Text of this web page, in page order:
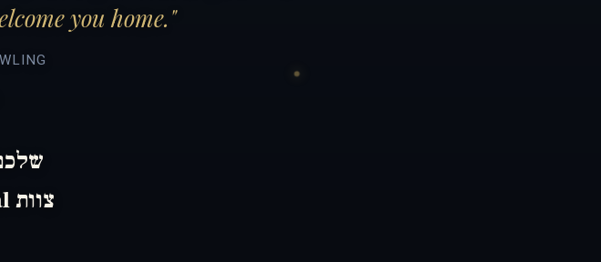
you home."
צוות HPortal